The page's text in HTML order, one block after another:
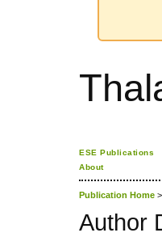
ESE Publications
About
Publication Home >
Author